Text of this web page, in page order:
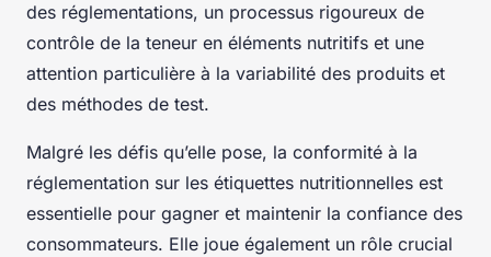
des réglementations, un processus rigoureux de
contrôle de la teneur en éléments nutritifs et une
attention particulière à la variabilité des produits et
des méthodes de test.
Malgré les défis qu’elle pose, la conformité à la
réglementation sur les étiquettes nutritionnelles est
essentielle pour gagner et maintenir la confiance des
consommateurs. Elle joue également un rôle crucial